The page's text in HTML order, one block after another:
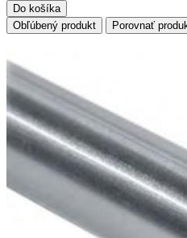
Do košíka
Obľúbený produkt
Porovnať